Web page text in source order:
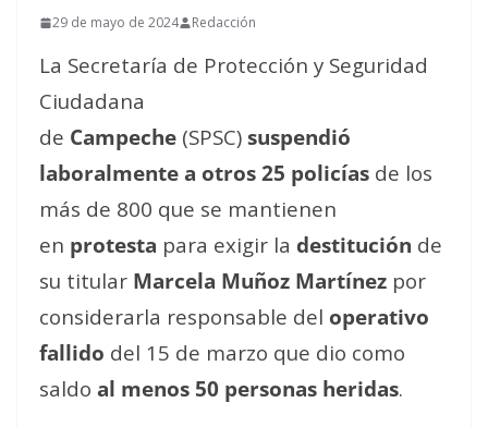
29 de mayo de 2024 Redacción
La Secretaría de Protección y Seguridad
Ciudadana
de Campeche (SPSC) suspendió
laboralmente a otros 25 policías de los
más de 800 que se mantienen
en protesta para exigir la destitución de
su titular Marcela Muñoz Martínez por
considerarla responsable del operativo
fallido del 15 de marzo que dio como
saldo al menos 50 personas heridas.